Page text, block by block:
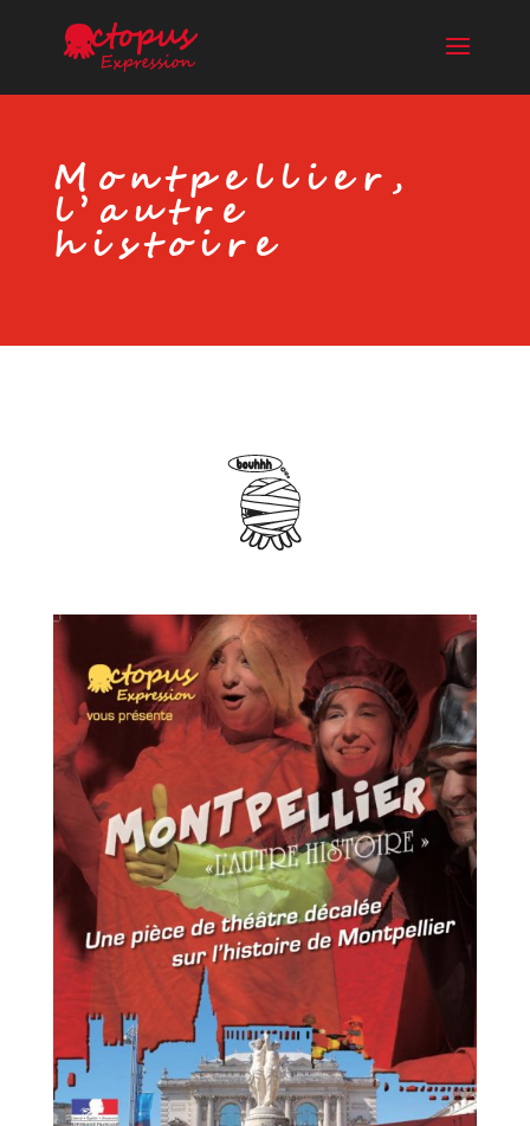
Montpellier,
l’autre
histoire